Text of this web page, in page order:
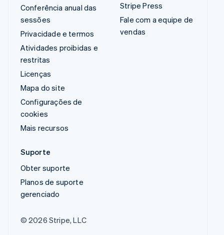
Conferência anual das
sessões
Privacidade e termos
Atividades proibidas e
restritas
Licenças
Mapa do site
Configurações de
cookies
Mais recursos
Stripe Press
Fale com a equipe de
vendas
Suporte
Obter suporte
Planos de suporte
gerenciado
© 2026 Stripe, LLC